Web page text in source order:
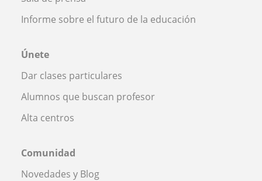
Informe sobre el futuro de la educación
Únete
Dar clases particulares
Alumnos que buscan profesor
Alta centros
Comunidad
Novedades y Blog